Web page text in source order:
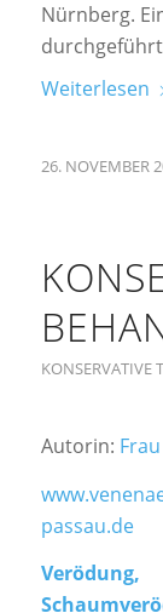
Nürnberg.
Weiterlesen
26. NOVEMBER
KONSERVATIVE
Autorin:
passau.de
Verödung,